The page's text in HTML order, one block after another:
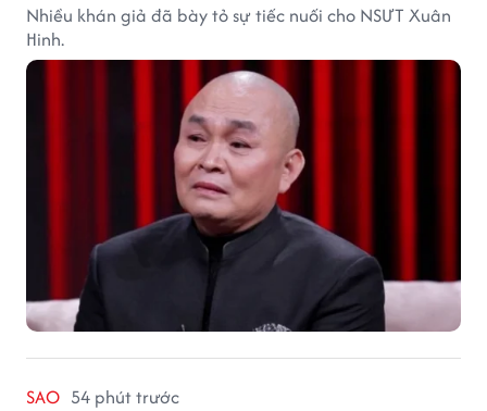
Nhiều khán giả đã bày tỏ sự tiếc nuối cho NSƯT Xuân
Hinh.
SAO 54 phút trước